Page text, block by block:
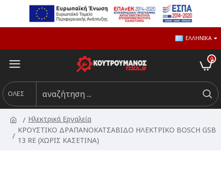
ΕΛΛΗΝΙΚΆ
0
ΟΛΕΣ
Ηλεκτρικά Εργαλεία
ΚΡΟΥΣΤΙΚΟ ΔΡΑΠΑΝΟΚΑΤΣΑΒΙΔΟ ΗΛΕΚΤΡΙΚΟ BOSCH GSB
13 RE (ΧΩΡΙΣ ΚΑΣΕΤΙΝΑ)